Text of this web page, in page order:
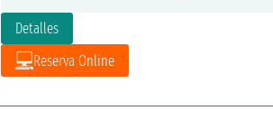
Detalles
Reserva Online